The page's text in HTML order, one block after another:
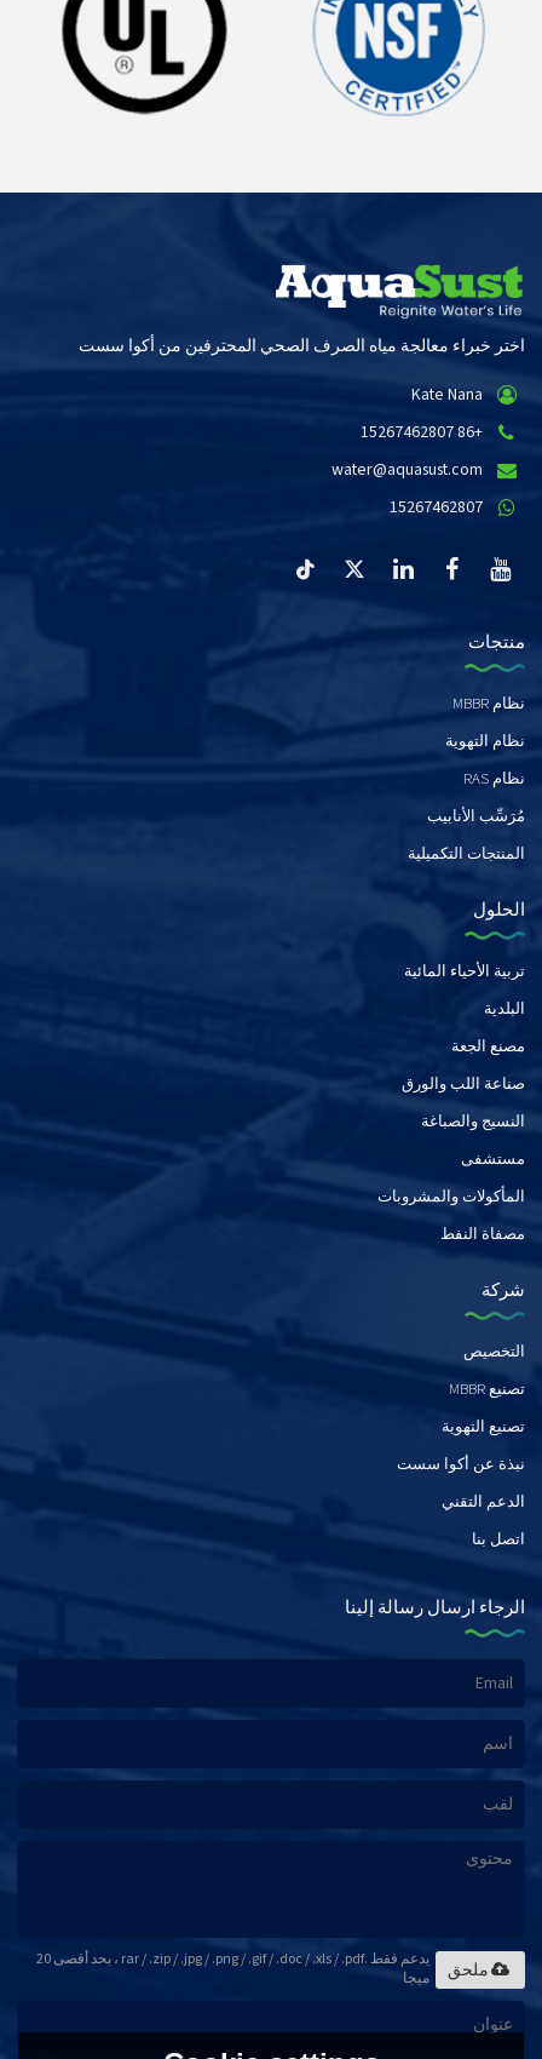
اختر خبراء معالجة مياه الصرف الصحي المحترفين من أكوا سست
Kate Nana
+86 15267462807
water@aquasust.com
15267462807
منتجات
نظام MBBR
نظام التهوية
نظام RAS
مُرَسِّب الأنابيب
المنتجات التكميلية
الحلول
تربية الأحياء المائية
البلدية
مصنع الجعة
صناعة اللب والورق
النسيج والصباغة
مستشفى
المأكولات والمشروبات
مصفاة النفط
شركة
التخصيص
تصنيع MBBR
تصنيع التهوية
نبذة عن أكوا سست
الدعم التقني
اتصل بنا
الرجاء ارسال رسالة إلينا
يدعم فقط .rar / .zip / .jpg / .png / .gif / .doc / .xls / .pdf ، بحد أقصى 20
ميجا
ملحق